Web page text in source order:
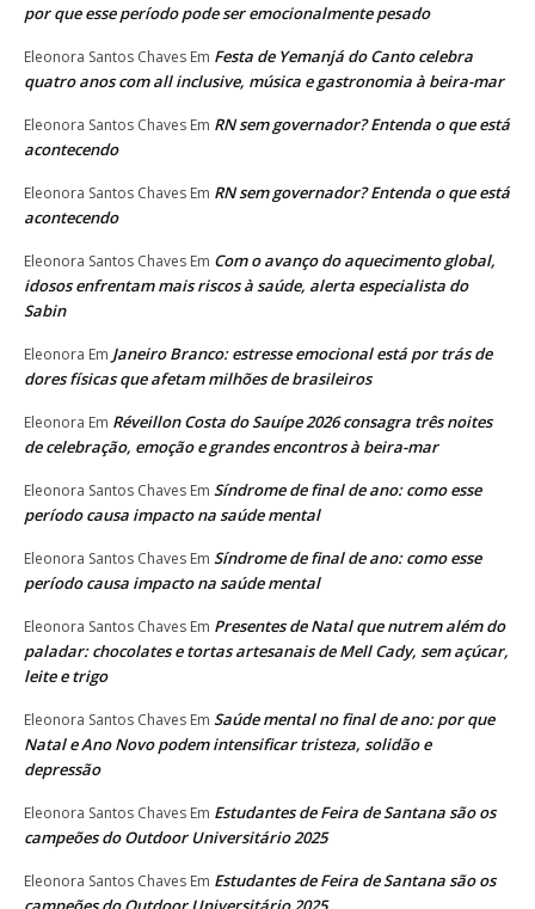
por que esse período pode ser emocionalmente pesado
Eleonora Santos Chaves Em Festa de Yemanjá do Canto celebra
quatro anos com all inclusive, música e gastronomia à beira-mar
Eleonora Santos Chaves Em RN sem governador? Entenda o que está
acontecendo
Eleonora Santos Chaves Em RN sem governador? Entenda o que está
acontecendo
Eleonora Santos Chaves Em Com o avanço do aquecimento global,
idosos enfrentam mais riscos à saúde, alerta especialista do
Sabin
Eleonora Em Janeiro Branco: estresse emocional está por trás de
dores físicas que afetam milhões de brasileiros
Eleonora Em Réveillon Costa do Sauípe 2026 consagra três noites
de celebração, emoção e grandes encontros à beira-mar
Eleonora Santos Chaves Em Síndrome de final de ano: como esse
período causa impacto na saúde mental
Eleonora Santos Chaves Em Síndrome de final de ano: como esse
período causa impacto na saúde mental
Eleonora Santos Chaves Em Presentes de Natal que nutrem além do
paladar: chocolates e tortas artesanais de Mell Cady, sem açúcar,
leite e trigo
Eleonora Santos Chaves Em Saúde mental no final de ano: por que
Natal e Ano Novo podem intensificar tristeza, solidão e
depressão
Eleonora Santos Chaves Em Estudantes de Feira de Santana são os
campeões do Outdoor Universitário 2025
Eleonora Santos Chaves Em Estudantes de Feira de Santana são os